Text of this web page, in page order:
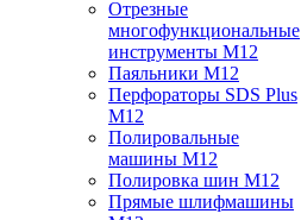
Отрезные
многофункциональные
инструменты M12
Паяльники M12
Перфораторы SDS Plus
M12
Полировальные
машины M12
Полировка шин M12
Прямые шлифмашины